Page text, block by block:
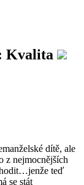
dítě, ale
z nejmocnějších
teď
se stát